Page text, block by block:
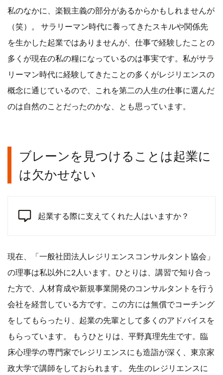
私のなかに、楽観主義の部分があるからかもしれませんが
（笑）。 サラリーマン時代に養ってきたスキルや関係先
を生かした起業ではありませんが、仕事で経験したことの
多くが現在の私の糧になっているのは事実です。私がサラ
リーマン時代に経験してきたことの多くがレジリエンスの
概念に通じているので、これを第二の人生の仕事に選んだ
のは自然のことだったのかな、とも思っています。
ブレーンを見つけることは起業に
は欠かせない
起業する際に支えてくれた人はいますか？
現在、「一般社団法人レジリエンスコンサルタント協会」
の理事は私以外に2人います。ひとりは、講習で知り合っ
た方で、人材育成や新規事業開発のコンサルタントを行う
会社を経営している方です。この方には無償でコーチング
をしてもらったり、起業の先輩として多くのアドバイスを
もらっています。 もうひとりは、平野真理先生です。臨
床心理学の専門家でレジリエンスにも造詣が深く、東京家
政大学で講師をしておられます。 先生のレジリエンスに